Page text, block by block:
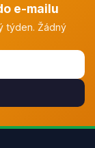
e-mailu
týden. Žádný